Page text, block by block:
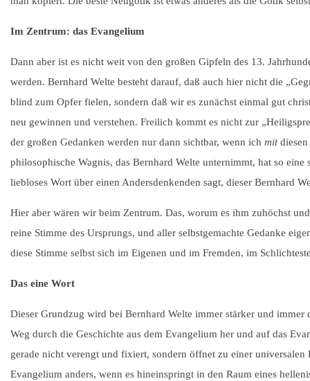
Im Zentrum: das Evangelium
Dann aber ist es nicht weit von den großen Gipfeln des 13.
werden. Bernhard Welte besteht darauf, daß auch hier nicht die
blind zum Opfer fielen, sondern daß wir es zunächst einmal gut
neu gewinnen und verstehen. Freilich kommt es nicht zur
der großen Gedanken werden nur dann sichtbar, wenn ich mitdiesen
philosophische Wagnis, das Bernhard Welte unternimmt, hat so
liebloses Wort über einen Andersdenkenden sagt, dieser Bernhard
Hier aber wären wir beim Zentrum. Das, worum es ihm zuhöchst
reine Stimme des Ursprungs, und aller selbstgemachte Gedanke
diese Stimme selbst sich im Eigenen und im Fremden, im
Das eine Wort
Dieser Grundzug wird bei Bernhard Welte immer stärker und
Weg durch die Geschichte aus dem Evangelium her und auf das
gerade nicht verengt und fixiert, sondern öffnet zu einer
Evangelium anders, wenn es hineinspringt in den Raum eines